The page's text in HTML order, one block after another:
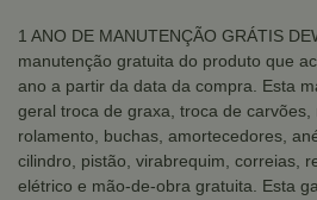
1 ANO DE MANUTENÇÃO GRÁTIS
manutenção gratuita do produto que
ano a partir da data da compra. Esta
geral troca de graxa, troca de
rolamento, buchas, amortecedores,
cilindro, pistão, virabrequim, correias,
elétrico e mão-de-obra gratuita. Esta